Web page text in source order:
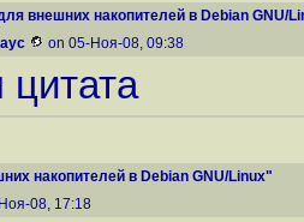
внешних накопителей в Debian GNU/
on 05-Ноя-08, 09:38
цитата
накопителей в Debian GNU/Linux"
08, 17:18